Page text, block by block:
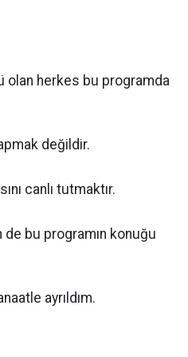
olan herkes bu programda
değildir.
canlı tutmaktır.
de bu programın konuğu
ayrıldım.